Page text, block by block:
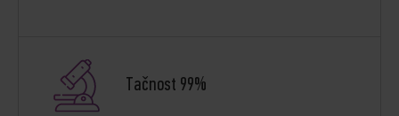
Tačnost 99%